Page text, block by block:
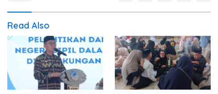
Read Also